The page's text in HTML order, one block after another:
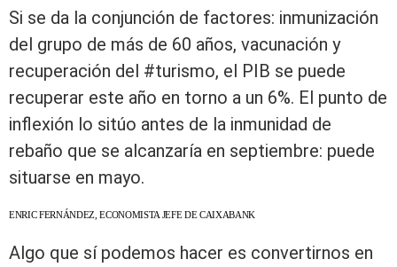
Si se da la conjunción de factores: inmunización
del grupo de más de 60 años, vacunación y
recuperación del #turismo, el PIB se puede
recuperar este año en torno a un 6%. El punto de
inflexión lo sitúo antes de la inmunidad de
rebaño que se alcanzaría en septiembre: puede
situarse en mayo.
ENRIC FERNÁNDEZ, ECONOMISTA JEFE DE CAIXABANK
Algo que sí podemos hacer es convertirnos en